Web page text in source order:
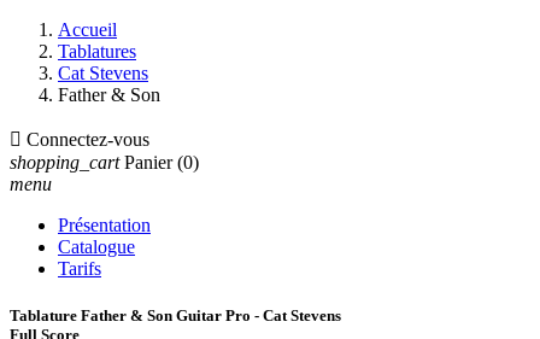
Accueil
Tablatures
Cat Stevens
Father & Son
 Connectez-vous
shopping_cart Panier (0)
menu
Présentation
Catalogue
Tarifs
Tablature Father & Son Guitar Pro - Cat Stevens
Full Score